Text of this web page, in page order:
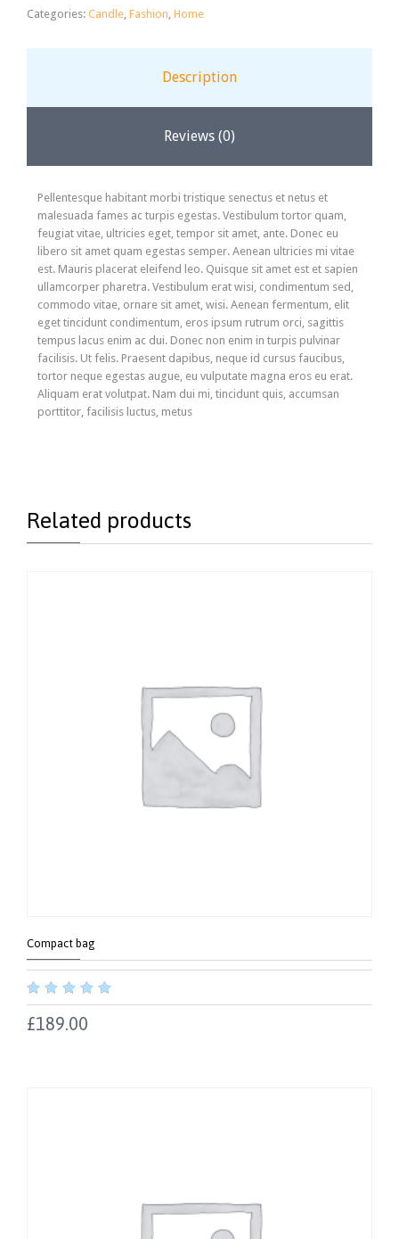
Categories: Candle, Fashion, Home
Description
Reviews (0)
Pellentesque habitant morbi tristique senectus et netus et
malesuada fames ac turpis egestas. Vestibulum tortor quam,
feugiat vitae, ultricies eget, tempor sit amet, ante. Donec eu
libero sit amet quam egestas semper. Aenean ultricies mi vitae
est. Mauris placerat eleifend leo. Quisque sit amet est et sapien
ullamcorper pharetra. Vestibulum erat wisi, condimentum sed,
commodo vitae, ornare sit amet, wisi. Aenean fermentum, elit
eget tincidunt condimentum, eros ipsum rutrum orci, sagittis
tempus lacus enim ac dui. Donec non enim in turpis pulvinar
facilisis. Ut felis. Praesent dapibus, neque id cursus faucibus,
tortor neque egestas augue, eu vulputate magna eros eu erat.
Aliquam erat volutpat. Nam dui mi, tincidunt quis, accumsan
porttitor, facilisis luctus, metus
Related products
Compact bag
out
of
5
£189.00